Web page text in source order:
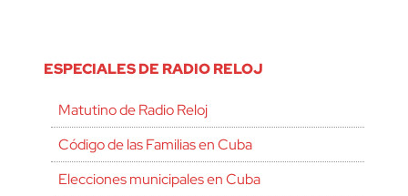
ESPECIALES DE RADIO RELOJ
Matutino de Radio Reloj
Código de las Familias en Cuba
Elecciones municipales en Cuba